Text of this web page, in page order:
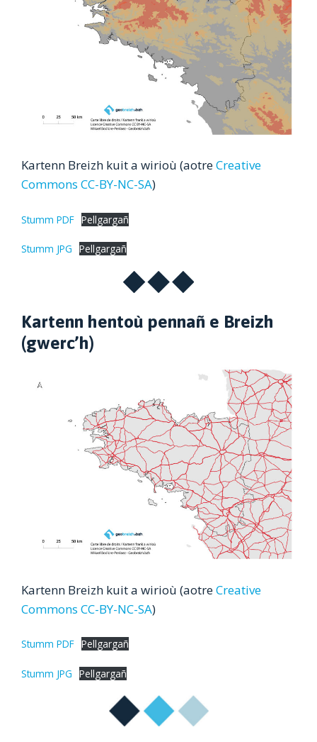
Kartenn Breizh kuit a wirioù (aotreCreative
Commons CC-BY-NC-SA)
Stumm PDF Pellgargañ
Stumm JPG Pellgargañ
Kartenn hentoù pennañ e Breizh
(gwerc’h)
Kartenn Breizh kuit a wirioù (aotreCreative
Commons CC-BY-NC-SA)
Stumm PDF Pellgargañ
Stumm JPG Pellgargañ